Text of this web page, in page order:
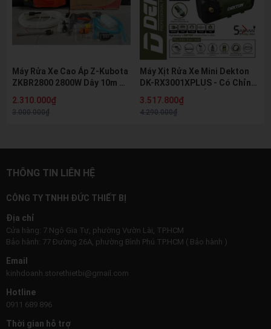
Máy Rửa Xe Cao Áp Z-Kubota
ZKBR2800 2800W Dây 10m Tự
2.310.000₫
3.000.000₫
Máy Xịt Rửa Xe Mini Dekton
DK-RX3001XPLUS - Có Chỉnh
Chuyên Rửa Xe & Vệ Sinh Máy
Lạnh
3.517.800₫
4.290.000₫
THÔNG TIN LIÊN HỆ
CÔNG TY TNHH ĐỨC THIẾT BỊ
Địa chỉ
Cửa hàng: 7 Ngô Gia Tự, phường Vườn Lài, TP.HCM
Bảo hành: 77 Đường 26A, phường Bình Phú TP.HCM ( Bảo hành )
Email
kinhdoanh.storethietbi@gmail.com
Hotline
0911 689 896
Thời gian hỗ trợ